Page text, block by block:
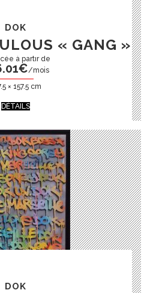
DOK
« GANG »
€/mois
× 157.5 cm
DÉTAILS
DOK